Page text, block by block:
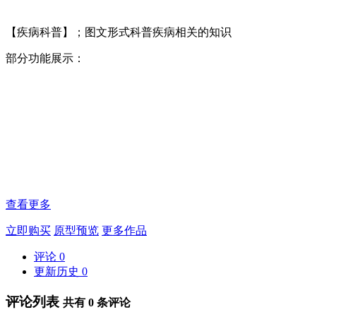
【疾病科普】；图文形式科普疾病相关的知识
部分功能展示：
查看更多
立即购买 原型预览 更多作品
评论 0
更新历史 0
评论列表 共有 0 条评论